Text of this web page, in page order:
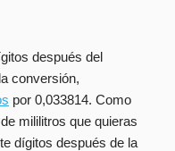
después del
conversión,
por 0,033814. Como
mililitros que quieras
dígitos después de la